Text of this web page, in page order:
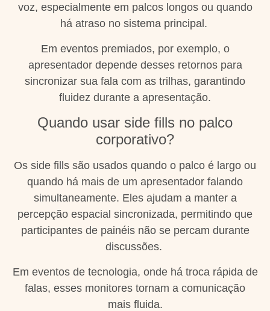
voz, especialmente em palcos longos ou quando
há atraso no sistema principal.
Em eventos premiados, por exemplo, o
apresentador depende desses retornos para
sincronizar sua fala com as trilhas, garantindo
fluidez durante a apresentação.
Quando usar side fills no palco
corporativo?
Os side fills são usados quando o palco é largo ou
quando há mais de um apresentador falando
simultaneamente. Eles ajudam a manter a
percepção espacial sincronizada, permitindo que
participantes de painéis não se percam durante
discussões.
Em eventos de tecnologia, onde há troca rápida de
falas, esses monitores tornam a comunicação
mais fluida.